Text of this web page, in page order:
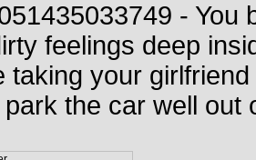
- You
feelings deep
taking your
the car well out